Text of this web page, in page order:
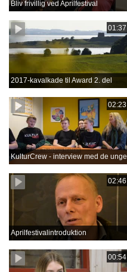
Bliv frivillig ved Aprilfestival
01:37
2017-kavalkade til Award 2. del
02:23
KulturCrew - interview med de unge
02:46
Aprilfestivalintroduktion
00:54